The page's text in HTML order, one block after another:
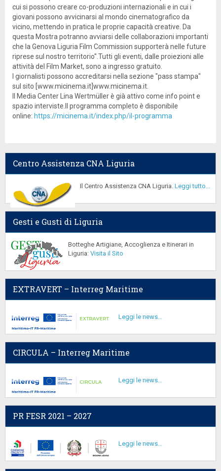
cui si possono creare co-produzioni internazionali e in cui i
giovani possono avvicinarsi al mondo cinematografico da
vicino, mettendo in pratica le proprie capacità creative. Da
questa Mostra potranno avviarsi delle collaborazioni importanti
che la Genova Liguria Film Commission supporterà nelle future
riprese sul nostro territorio''.Tutti gli eventi, dalle proiezioni alle
attività del Film Market, sono a ingresso gratuito.
I giornalisti possono accreditarsi nella sezione "pass stampa"
sul sito [www.micinema.it]www.micinema.it.
Il Media Center Lina Wertmüller è già attivo come info point e
spazio interviste.Il programma completo è disponibile
online: https://micinema.it/index.php/il-programma
Centro Assistenza CNA Liguria
Il Centro Assistenza CNA Liguria. Leggi tutto...
Gesti e Gusti di Liguria
Botteghe Artigiane, Accoglienza e Itinerari in
Liguria: Visita il Sito
EXTRAVERT – Interreg Maritime
Leggi le news...
CIRCULA – Interreg Maritime
Leggi le news...
PR FESR 2021 – 2027
Leggi le news...